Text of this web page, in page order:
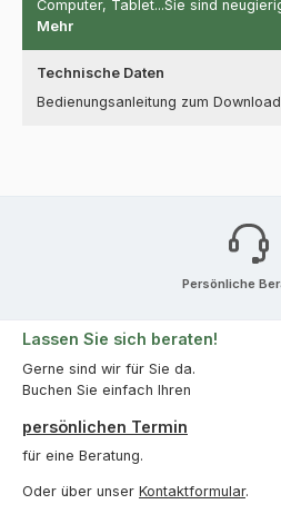
Computer, Tablet...Sie sind
Mehr
Technische Daten
Bedienungsanleitung zum
Persönliche
Lassen Sie sich beraten!
Gerne sind wir für Sie da.
Buchen Sie einfach Ihren
persönlichen Termin
für eine Beratung.
Oder über unser Kontaktformular.